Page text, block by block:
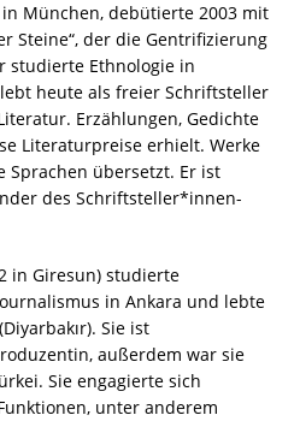
München, debütierte 2003 mit
Steine“, der die Gentrifizierung
studierte Ethnologie in
heute als freier Schriftsteller
Erzählungen, Gedichte
Literaturpreise erhielt. Werke
übersetzt. Er ist
des Schriftsteller*innen-
in Giresun) studierte
in Ankara und lebte
Sie ist
außerdem war sie
Sie engagierte sich
unter anderem